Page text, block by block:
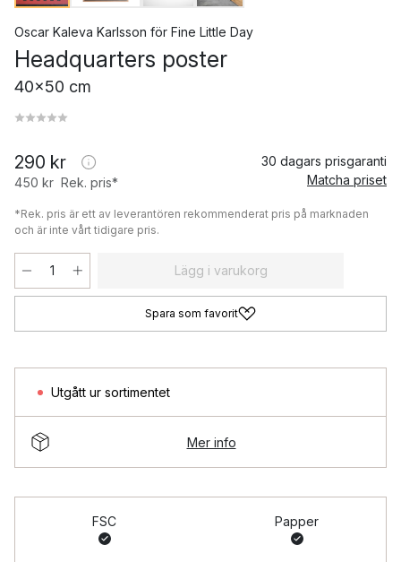
Oscar Kaleva Karlsson för Fine Little Day
Headquarters poster
40x50 cm
290 kr
450 kr Rek. pris*
30 dagars prisgaranti
Matcha priset
*Rek. pris är ett av leverantören rekommenderat pris på marknaden
och är inte vårt tidigare pris.
Lägg i varukorg
Spara som favorit
Utgått ur sortimentet
Mer info
FSC Papper